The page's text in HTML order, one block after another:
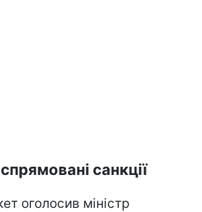
санкції
оголосив міністр